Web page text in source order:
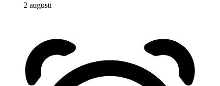
2 augusti